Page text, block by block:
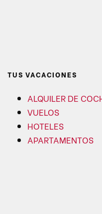
TUS VACACIONES
ALQUILER DE
VUELOS
HOTELES
APARTAMENTOS